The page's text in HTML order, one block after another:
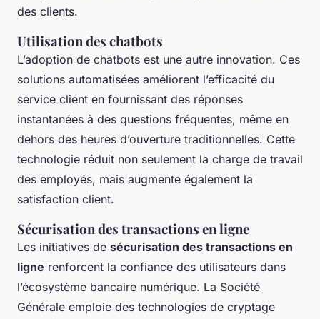
des clients.
Utilisation des chatbots
L’adoption de chatbots est une autre innovation. Ces
solutions automatisées améliorent l’efficacité du
service client en fournissant des réponses
instantanées à des questions fréquentes, même en
dehors des heures d’ouverture traditionnelles. Cette
technologie réduit non seulement la charge de travail
des employés, mais augmente également la
satisfaction client.
Sécurisation des transactions en ligne
Les initiatives de sécurisation des transactions en
ligne renforcent la confiance des utilisateurs dans
l’écosystème bancaire numérique. La Société
Générale emploie des technologies de cryptage